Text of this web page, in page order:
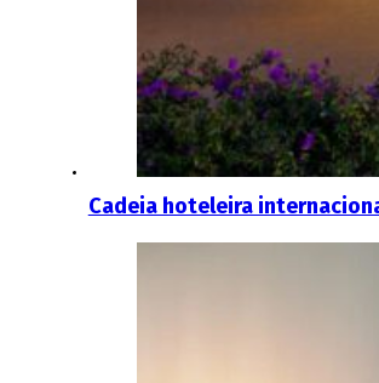
Cadeia hoteleira